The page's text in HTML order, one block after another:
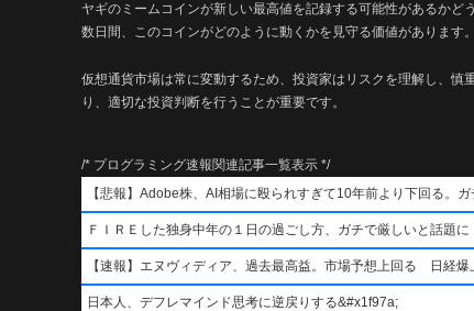
ヤギのミームコインが新しい最高値を記録する可能性があるか
数日間、このコインがどのように動くかを見守る価値があります。
仮想通貨市場は常に変動するため、投資家はリスクを理解し、
り、適切な投資判断を行うことが重要です。
/* プログラミング速報関連記事一覧表示 */
【悲報】Adobe株、AI相場に殴られすぎて10年前より下回る。
ＦＩＲＥした独身中年の１日の過ごし方、ガチで厳しいと話題に
【速報】エヌヴィディア、過去最高益。市場予想上回る 日経爆
日本人、デフレマインド思考に逆戻りする&#x1f97a;